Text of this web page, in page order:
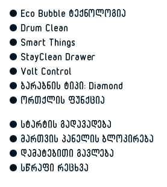
• Eco Bubble ტექნოლოგია
• Drum Clean
• Smart Things
• StayClean Drawer
• Volt Control
• ბარაბნის ტიპი: Diamond
• ორთქლის ფუნქცია
• სტარტის გადავადება
• მართვის პანელის ბლოკირება
• დამატებითი გავლება
• სწრაფი რეცხვა